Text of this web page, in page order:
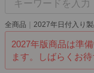
全商品 2027年日付入り
2027年版商品は準
ます。しばらくお待